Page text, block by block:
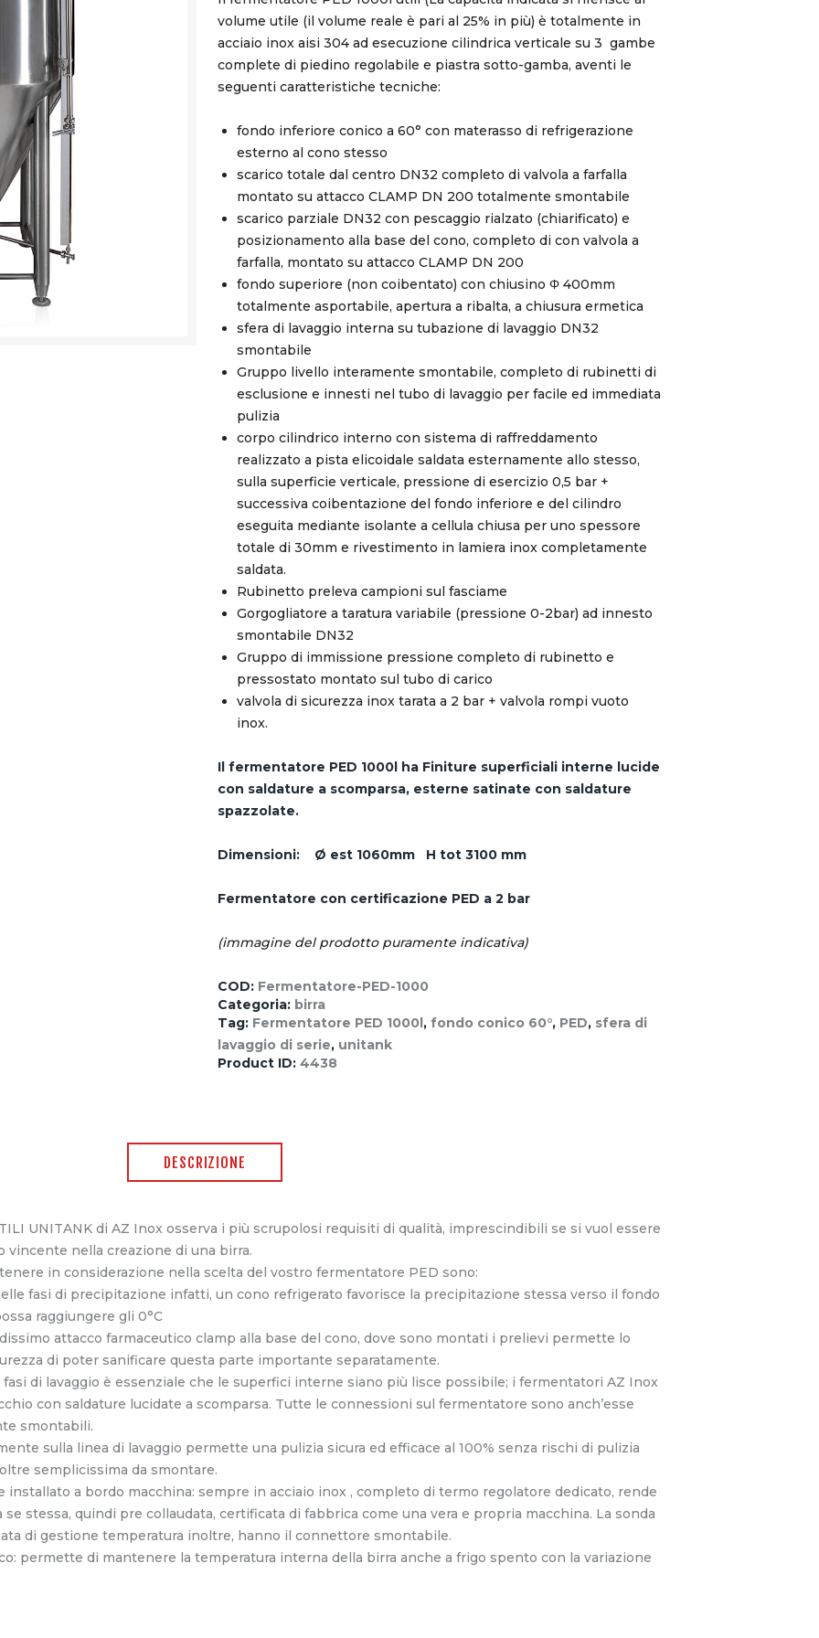
volume utile (il volume reale è pari al 25% in più) è totalmente in
acciaio inox aisi 304 ad esecuzione cilindrica verticale su 3 gambe
complete di piedino regolabile e piastra sotto-gamba, aventi le
seguenti caratteristiche tecniche:
fondo inferiore conico a 60° con materasso di refrigerazione
esterno al cono stesso
scarico totale dal centro DN32 completo di valvola a farfalla
montato su attacco CLAMP DN 200 totalmente smontabile
scarico parziale DN32 con pescaggio rialzato (chiarificato) e
posizionamento alla base del cono, completo di con valvola a
farfalla, montato su attacco CLAMP DN 200
fondo superiore (non coibentato) con chiusino Φ 400mm
totalmente asportabile, apertura a ribalta, a chiusura ermetica
sfera di lavaggio interna su tubazione di lavaggio DN32
smontabile
Gruppo livello interamente smontabile, completo di rubinetti di
esclusione e innesti nel tubo di lavaggio per facile ed immediata
pulizia
corpo cilindrico interno con sistema di raffreddamento
realizzato a pista elicoidale saldata esternamente allo stesso,
sulla superficie verticale, pressione di esercizio 0,5 bar +
successiva coibentazione del fondo inferiore e del cilindro
eseguita mediante isolante a cellula chiusa per uno spessore
totale di 30mm e rivestimento in lamiera inox completamente
saldata.
Rubinetto preleva campioni sul fasciame
Gorgogliatore a taratura variabile (pressione 0-2bar) ad innesto
smontabile DN32
Gruppo di immissione pressione completo di rubinetto e
pressostato montato sul tubo di carico
valvola di sicurezza inox tarata a 2 bar + valvola rompi vuoto
inox.
Il fermentatore PED 1000l ha Finiture superficiali interne lucide
con saldature a scomparsa, esterne satinate con saldature
spazzolate.
Dimensioni: Ø est 1060mm H tot 3100 mm
Fermentatore con certificazione PED a 2 bar
(immagine del prodotto puramente indicativa)
COD: Fermentatore-PED-1000
Categoria: birra
Tag: Fermentatore PED 1000l, fondo conico 60°, PED, sfera di
lavaggio di serie, unitank
Product ID: 4438
DESCRIZIONE
UNITANK di AZ Inox osserva i più scrupolosi requisiti di qualità, imprescindibili se si vuol essere
nella creazione di una birra.
in considerazione nella scelta del vostro fermentatore PED sono:
fasi di precipitazione infatti, un cono refrigerato favorisce la precipitazione stessa verso il fondo
raggiungere gli 0°C
attacco farmaceutico clamp alla base del cono, dove sono montati i prelievi permette lo
di poter sanificare questa parte importante separatamente.
di lavaggio è essenziale che le superfici interne siano più lisce possibile; i fermentatori AZ Inox
con saldature lucidate a scomparsa. Tutte le connessioni sul fermentatore sono anch’esse
smontabili.
sulla linea di lavaggio permette una pulizia sicura ed efficace al 100% senza rischi di pulizia
semplicissima da smontare.
a bordo macchina: sempre in acciaio inox , completo di termo regolatore dedicato, rende
stessa, quindi pre collaudata, certificata di fabbrica come una vera e propria macchina. La sonda
di gestione temperatura inoltre, hanno il connettore smontabile.
permette di mantenere la temperatura interna della birra anche a frigo spento con la variazione